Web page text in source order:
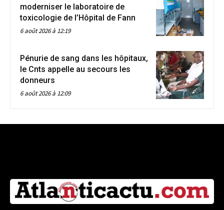
moderniser le laboratoire de
toxicologie de l’Hôpital de Fann
6 août 2026 à 12:19
Pénurie de sang dans les hôpitaux,
le Cnts appelle au secours les
donneurs
6 août 2026 à 12:09